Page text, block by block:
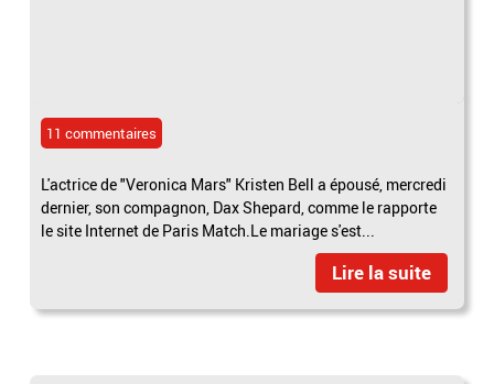
11 commentaires
L'actrice de "Veronica Mars" Kristen Bell a épousé, mercredi
dernier, son compagnon, Dax Shepard, comme le rapporte
le site Internet de Paris Match.Le mariage s'est...
Lire la suite